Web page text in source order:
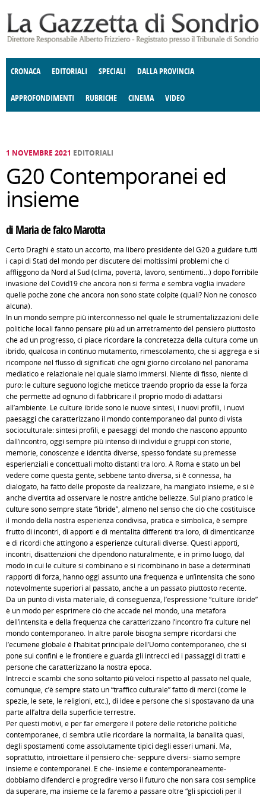
CRONACA EDITORIALI SPECIALI DALLA PROVINCIA
APPROFONDIMENTI
E SPETTACOLI POLITICA
RUBRICHE
DELLE IDEE FATTI DELLO SPIRITO
CINEMA VIDEO
1 NOVEMBRE 2021 EDITORIALI
G20 Contemporanei ed
insieme
di Maria de falco Marotta
Certo Draghi è stato un accorto, ma libero presidente del G20 a guidare tutti
i capi di Stati del mondo per discutere dei moltissimi problemi che ci
affliggono da Nord al Sud (clima, povertà, lavoro, sentimenti…) dopo l’orribile
invasione del Covid19 che ancora non si ferma e sembra voglia invadere
quelle poche zone che ancora non sono state colpite (quali? Non ne conosco
alcuna).
In un mondo sempre più interconnesso nel quale le strumentalizzazioni delle
politiche locali fanno pensare più ad un arretramento del pensiero piuttosto
che ad un progresso, ci piace ricordare la concretezza della cultura come un
ibrido, qualcosa in continuo mutamento, rimescolamento, che si aggrega e si
ricompone nel flusso di significati che ogni giorno circolano nel panorama
mediatico e relazionale nel quale siamo immersi. Niente di fisso, niente di
puro: le culture seguono logiche meticce traendo proprio da esse la forza
che permette ad ognuno di fabbricare il proprio modo di adattarsi
all’ambiente. Le culture ibride sono le nuove sintesi, i nuovi profili, i nuovi
paesaggi che caratterizzano il mondo contemporaneo dal punto di vista
socioculturale: sintesi profili, e paesaggi del mondo che nascono appunto
dall’incontro, oggi sempre più intenso di individui e gruppi con storie,
memorie, conoscenze e identità diverse, spesso fondate su premesse
esperienziali e concettuali molto distanti tra loro. A Roma è stato un bel
vedere come questa gente, sebbene tanto diversa, si è connessa, ha
dialogato, ha fatto delle proposte da realizzare, ha mangiato insieme, e si è
anche divertita ad osservare le nostre antiche bellezze. Sul piano pratico le
culture sono sempre state “ibride”, almeno nel senso che ciò che costituisce
il mondo della nostra esperienza condivisa, pratica e simbolica, è sempre
frutto di incontri, di apporti e di mentalità differenti tra loro, di dimenticanze
e di ricordi che attingono a esperienze culturali diverse. Questi apporti,
incontri, disattenzioni che dipendono naturalmente, e in primo luogo, dal
modo in cui le culture si combinano e si ricombinano in base a determinati
rapporti di forza, hanno oggi assunto una frequenza e un’intensità che sono
notevolmente superiori al passato, anche a un passato piuttosto recente.
Da un punto di vista materiale, di conseguenza, l’espressione “culture ibride”
è un modo per esprimere ciò che accade nel mondo, una metafora
dell’intensità e della frequenza che caratterizzano l’incontro fra culture nel
mondo contemporaneo. In altre parole bisogna sempre ricordarsi che
l’ecumene globale è l’habitat principale dell’Uomo contemporaneo, che si
pone sui confini e le frontiere e guarda gli intrecci ed i passaggi di tratti e
persone che caratterizzano la nostra epoca.
Intrecci e scambi che sono soltanto più veloci rispetto al passato nel quale,
comunque, c’è sempre stato un “traffico culturale” fatto di merci (come le
spezie, le sete, le religioni, etc.), di idee e persone che si spostavano da una
parte all’altra della superficie terrestre.
Per questi motivi, e per far emergere il potere delle retoriche politiche
contemporanee, ci sembra utile ricordare la normalità, la banalità quasi,
degli spostamenti come assolutamente tipici degli esseri umani. Ma,
soprattutto, introiettare il pensiero che- seppure diversi- siamo sempre
insieme e contemporanei. E che- insieme e contemporaneamente-
dobbiamo difenderci e progredire verso il futuro che non sarà così semplice
da superare, ma insieme ce la faremo a passare oltre “gli spiccioli per il